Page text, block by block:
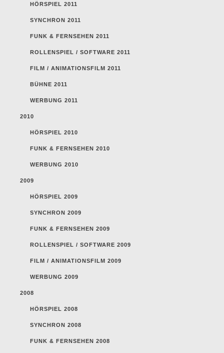
HÖRSPIEL 2011
SYNCHRON 2011
FUNK & FERNSEHEN 2011
ROLLENSPIEL / SOFTWARE 2011
FILM / ANIMATIONSFILM 2011
BÜHNE 2011
WERBUNG 2011
2010
HÖRSPIEL 2010
FUNK & FERNSEHEN 2010
WERBUNG 2010
2009
HÖRSPIEL 2009
SYNCHRON 2009
FUNK & FERNSEHEN 2009
ROLLENSPIEL / SOFTWARE 2009
FILM / ANIMATIONSFILM 2009
WERBUNG 2009
2008
HÖRSPIEL 2008
SYNCHRON 2008
FUNK & FERNSEHEN 2008